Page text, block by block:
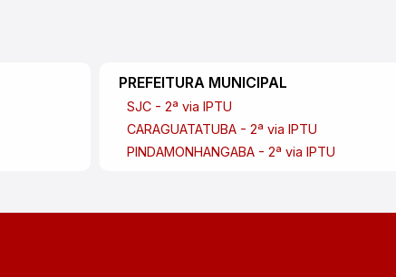
PREFEITURA MUNICIPAL
SJC - 2ª via IPTU
CARAGUATATUBA - 2ª via IPTU
PINDAMONHANGABA - 2ª via IPTU